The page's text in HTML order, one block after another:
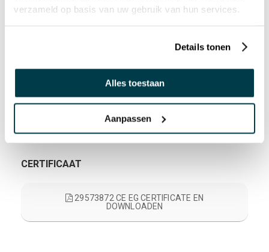
verzameld op basis van uw gebruik van hun services.
Details tonen
Alles toestaan
Aanpassen
SPECIFICATIES
3+
CERTIFICAAT
29573872 CE EG CERTIFICATE EN
DOWNLOADEN